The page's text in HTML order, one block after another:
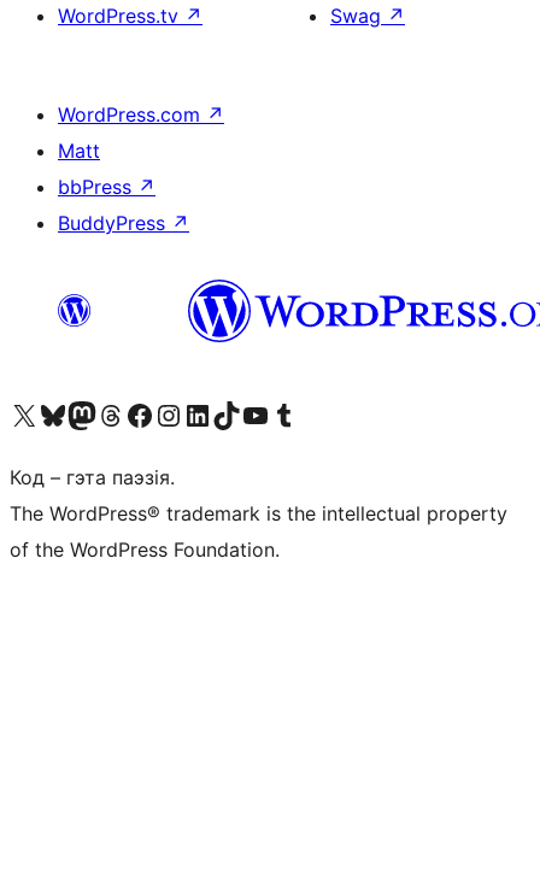
WordPress.tv ↗
Swag ↗
WordPress.com ↗
Matt
bbPress ↗
BuddyPress ↗
Наведайце наш акаўнт у X (былы Twitter)
Visit our Bluesky account
Visit our Mastodon account
Visit our Threads account
Наведаеце нашу старонку на Facebook
Наведайце наш Instagram
Наведайце нашу старонку ў LinkedIn
Visit our TikTok account
Наведайце наш YouTube каналVisit our Tumblr account
Код – гэта паэзія.
The WordPress® trademark is the intellectual property
of the WordPress Foundation.